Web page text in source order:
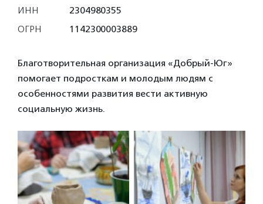
ИНН
2304980355
ОГРН
1142300003889
Благотворительная организация «Добрый-Юг»
помогает подросткам и молодым людям с
особенностями развития вести активную
социальную жизнь.